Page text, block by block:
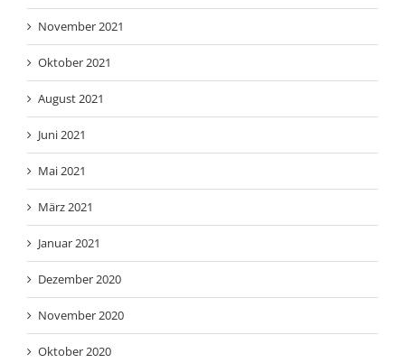
November 2021
Oktober 2021
August 2021
Juni 2021
Mai 2021
März 2021
Januar 2021
Dezember 2020
November 2020
Oktober 2020